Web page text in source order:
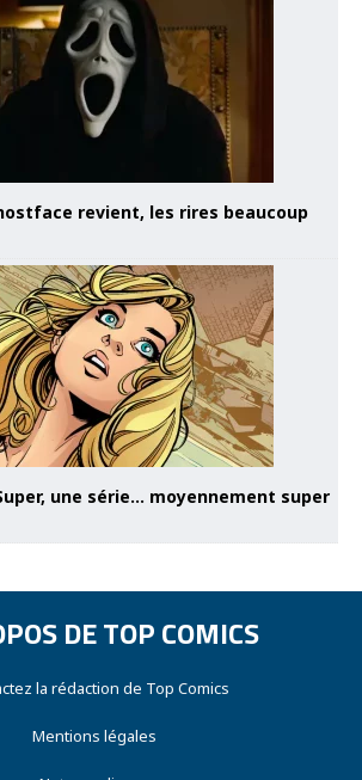
revient, les rires beaucoup
une série… moyennement super
DE TOP COMICS
la rédaction de Top Comics
Mentions légales